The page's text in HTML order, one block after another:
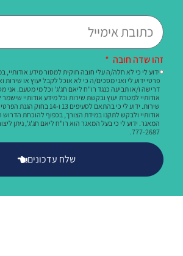
זהו שדה חובה
ידוע לי כי לא חלה/ה עלי חובה חוקית למסור מידע אודותיי, במידה
פרטי ידוע לי ואני מסכים/ה כי לא אוכל לקבל יעוץ או שירות ואני
דרישה ו/או תביעה כנגד רו"ח ליאם חג'ג' וכל מי מטעם. אני
אודותיי למטרת יעוץ ובקשת שירות וכל מידע אודותיי שישמר לצורך
שירות. ידוע לי כי בהתאם לסעיפים 13 ו-14 בחוק
אודותיי ולבקש לתקנו במידת הצורך, בכפוף להוכחת הדרוש
777-2687.
שלח עדכונים